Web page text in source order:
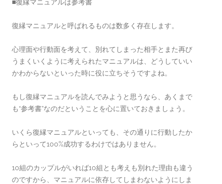
■復縁マニュアルは参考書
復縁マニュアルと呼ばれるものは数多く存在します。
心理面や行動面を考えて、別れてしまった相手とまた再び
うまくいくように考えられたマニュアルは、どうしていい
かわからないといった時に役に立ちそうですよね。
もし復縁マニュアルを読んでみようと思うなら、あくまで
も“参考書”なのだということを心に置いておきましょう。
いくら復縁マニュアルといっても、その通りに行動したか
らといって100%成功するわけではありません。
10組のカップルがいれば10組とも考えも別れた理由も違う
のですから、マニュアルに依存してしまわないようにしま